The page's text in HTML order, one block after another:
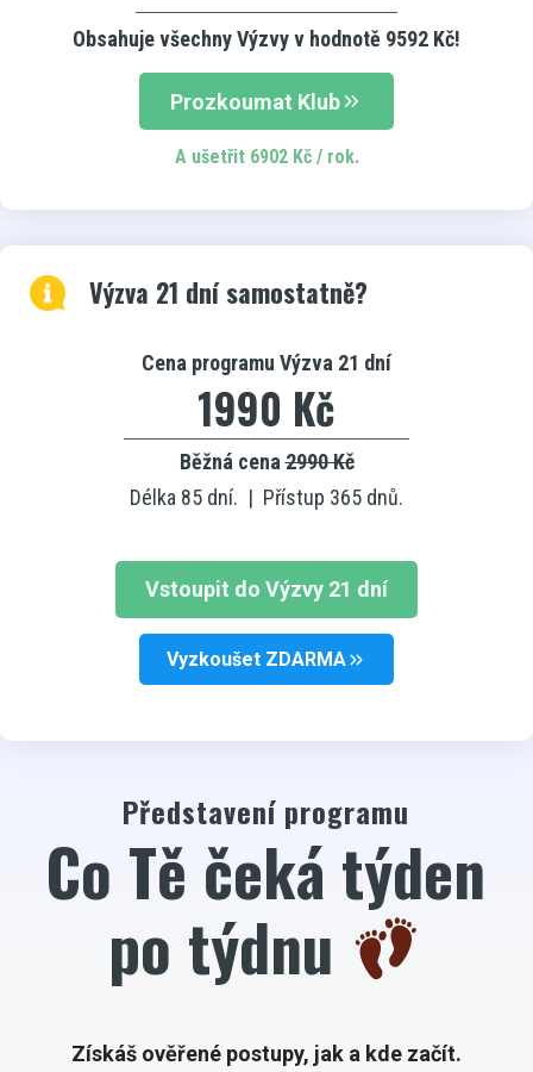
Obsahuje všechny Výzvy v hodnotě 9592 Kč!
Prozkoumat Klub
A ušetřit 6902 Kč / rok.
Výzva 21 dní samostatně?
Cena programu Výzva 21 dní
1990 Kč
Běžná cena2990 Kč
Délka 85 dní. | Přístup 365 dnů.
Vstoupit do Výzvy 21 dní
Vyzkoušet ZDARMA
Představení programu
Co Tě čeká týden
po týdnu
Získáš ověřené postupy, jak a kde začít.